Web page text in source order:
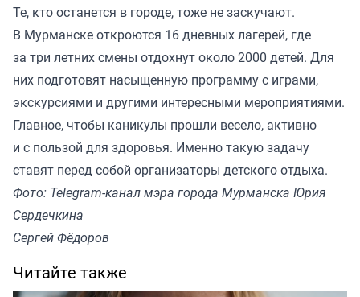
Те, кто останется в городе, тоже не заскучают.
В Мурманске откроются 16 дневных лагерей, где
за три летних смены отдохнут около 2000 детей. Для
них подготовят насыщенную программу с играми,
экскурсиями и другими интересными мероприятиями.
Главное, чтобы каникулы прошли весело, активно
и с пользой для здоровья. Именно такую задачу
ставят перед собой организаторы детского отдыха.
Фото: Telegram-канал мэра города Мурманска Юрия
Сердечкина
Сергей Фёдоров
Читайте также